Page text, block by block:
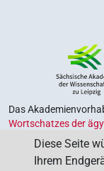
Das
Wortschatzes der
Alten Ägypten‟
ist
Vergegenwärtigung
Diese Seite
Ihrem